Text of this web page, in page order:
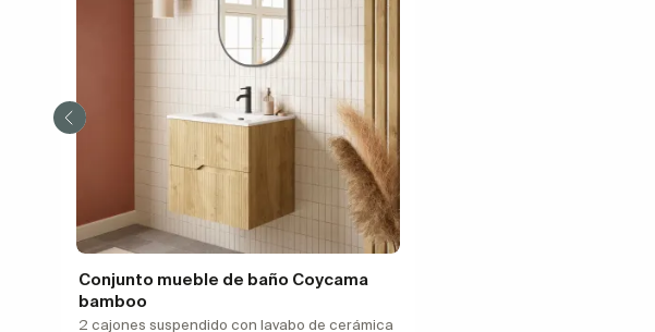
Conjunto mueble de baño Coycama
bamboo
2 cajones suspendido con lavabo de cerámica